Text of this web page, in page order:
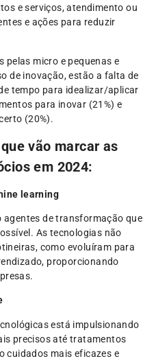
e serviços, atendimento ou
e ações para reduzir
pelas micro e pequenas e
de inovação, estão a falta de
tempo para idealizar/aplicar
para inovar (21%) e
(20%).
vão marcar as
em 2024:
learning
de transformação que
As tecnologias não
como evoluíram para
proporcionando
está impulsionando
precisos até tratamentos
cuidados mais eficazes e